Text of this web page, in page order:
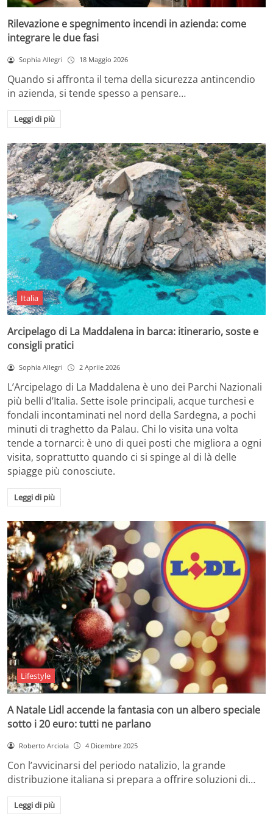
Rilevazione e spegnimento incendi in azienda: come
integrare le due fasi
Sophia Allegri 18 Maggio 2026
Quando si affronta il tema della sicurezza antincendio
in azienda, si tende spesso a pensare…
Leggi di più
Italia
Arcipelago di La Maddalena in barca: itinerario, soste e
consigli pratici
Sophia Allegri 2 Aprile 2026
L’Arcipelago di La Maddalena è uno dei Parchi Nazionali
più belli d’Italia. Sette isole principali, acque turchesi e
fondali incontaminati nel nord della Sardegna, a pochi
minuti di traghetto da Palau. Chi lo visita una volta
tende a tornarci: è uno di quei posti che migliora a ogni
visita, soprattutto quando ci si spinge al di là delle
spiagge più conosciute.
Leggi di più
Lifestyle
A Natale Lidl accende la fantasia con un albero speciale
sotto i 20 euro: tutti ne parlano
Roberto Arciola 4 Dicembre 2025
Con l’avvicinarsi del periodo natalizio, la grande
distribuzione italiana si prepara a offrire soluzioni di…
Leggi di più